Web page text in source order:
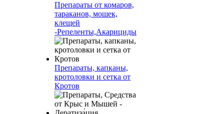
Препараты от комаров,
тараканов, мошек,
клещей
-Репеленты,Акарициды
Препараты, капканы,
кротоловки и сетка от
Кротов